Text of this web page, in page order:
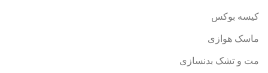
کیسه بوکس
ماسک هوازی
مت و تشک بدنسازی